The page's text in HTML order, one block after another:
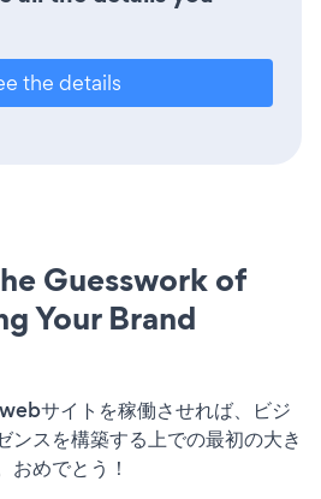
the details
Guesswork of
Your Brand
サイトを稼働させれば、ビジ
ンスを構築する上での最初の大き
おめでとう！